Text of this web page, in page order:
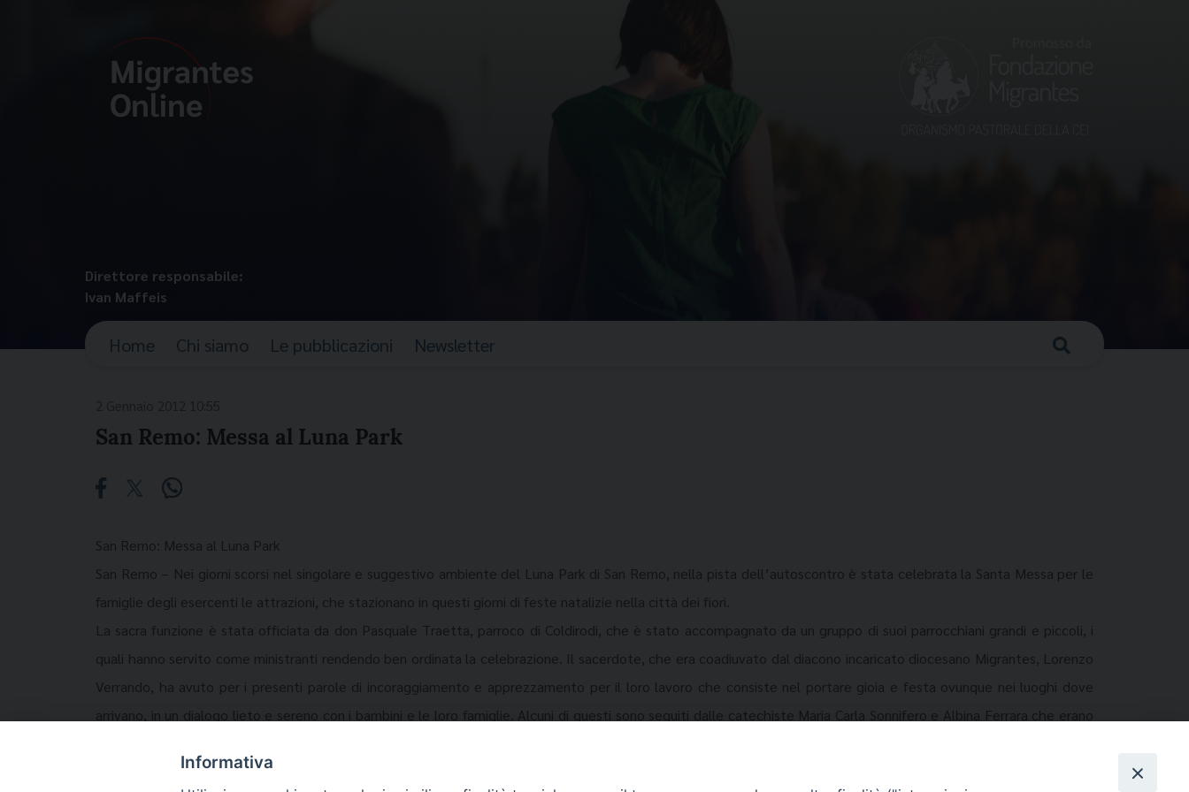
Direttore responsabile:
Ivan Maffeis
Home Chi siamo Le pubblicazioni Newsletter
San Remo: Messa al Luna Park
San Remo: Messa al Luna Park
San Remo – Nei giorni scorsi nel singolare e suggestivo ambiente del Luna Park di San Remo, nella pista dell’autoscontro è stata celebrata la Santa Messa per le
famiglie degli esercenti le attrazioni, che stazionano in questi giorni di feste natalizie nella città dei fiori.
La sacra funzione è stata officiata da don Pasquale Traetta, parroco di Coldirodi, che è stato accompagnato da un gruppo di suoi parrocchiani grandi e piccoli, i
quali hanno servito come ministranti rendendo ben ordinata la celebrazione. Il sacerdote, che era coadiuvato dal diacono incaricato diocesano Migrantes, Lorenzo
Verrando, ha avuto per i presenti parole di incoraggiamento e apprezzamento per il loro lavoro che consiste nel portare gioia e festa ovunque nei luoghi dove
arrivano, in un dialogo lieto e sereno con i bambini e le loro famiglie. Alcuni di questi sono seguiti dalle catechiste Maria Carla Sonnifero e Albina Ferrara che erano
auguri e di doni con il tradizionale bacio del Bambinello che ha sottolineato la cristiana gioia e serenità dei bambini e delle loro famiglie.
Informativa